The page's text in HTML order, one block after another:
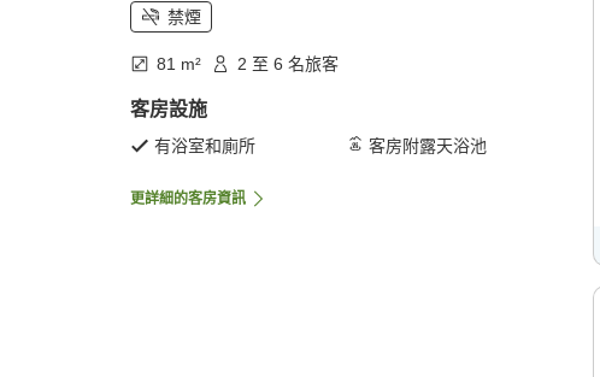
禁煙
81 m² 2 至 6 名旅客
客房設施
有浴室和廁所 客房附露天浴池
更詳細的客房資訊